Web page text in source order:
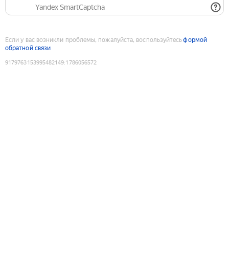
Yandex SmartCaptcha
Если у вас возникли проблемы, пожалуйста, воспользуйтесьформой
обратной связи
9179763153995482149:1786056572